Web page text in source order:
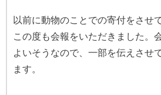
以前に動物のことでの寄付をさせ
この度も会報をいただきました。
よいそうなので、一部を伝えさせ
ます。